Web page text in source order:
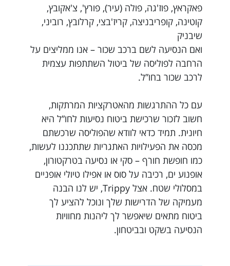
פאקראץ, פוז'גה, פולה (עיר), פורץ', צ'אקובץ,
קוטינה, קופריבניצה, קריז'בצי, קרלובץ, רוביני,
שיבניק
ואם הנסיעה לשם ברכב שכור – אנו ממליצים על
הרחבה לפוליסה של ביטול השתתפות עצמית
לרכב שכור בחו”ל.
עם כל ההתרגשות מהאטרקציות המרתקות,
חשוב לזכור שרכישת ביטוח נסיעות לחו”ל היא
חיונית. תמיד כדאי לוודא שהפוליסה שרכשתם
מכסה את הפעילויות האתגריות שתתכננו לעשות,
כמו חופשת חורף – סקי או נסיעה בטרקטורון,
אופנוע ים, רכיבה על סוס או אפילו טיולי אופניים
במסלולי שטח. אצל Trippy, יש לנו הבנה
מעמיקה של הדרישות שלך ונוכל להציע לך
ביטוח מתאים שיאפשר לך ליהנות מחוויות
הנסיעה בשקט ובביטחון.